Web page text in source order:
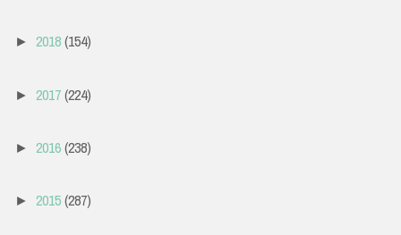
► 2018(154)
► 2017(224)
► 2016(238)
► 2015(287)